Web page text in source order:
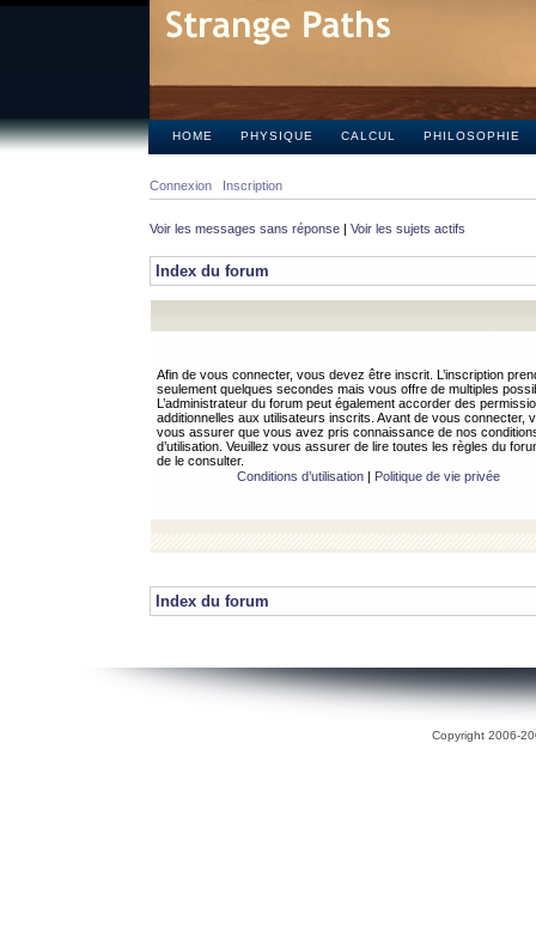
HOME PHYSIQUE CALCUL PHILOSOPHIE
Connexion Inscription
Voir les messages sans réponse | Voir les sujets actifs
Index du forum
Afin de vous connecter, vous devez être inscrit. L’inscription
seulement quelques secondes mais vous offre de multiples
L’administrateur du forum peut également accorder des
additionnelles aux utilisateurs inscrits. Avant de vous connecter,
vous assurer que vous avez pris connaissance de nos
d’utilisation. Veuillez vous assurer de lire toutes les règles du
de le consulter.
Conditions d’utilisation| Politique de vie privée
Index du forum
Copyright 2006-